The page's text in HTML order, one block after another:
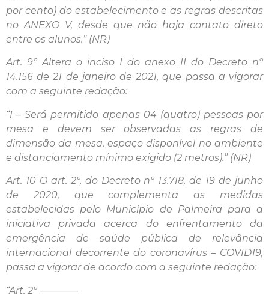
por cento) do estabelecimento e as regras descritas
no ANEXO V, desde que não haja contato direto
entre os alunos.” (NR)
Art. 9º Altera o inciso I do anexo II do Decreto nº
14.156 de 21 de janeiro de 2021, que passa a vigorar
com a seguinte redação:
“I – Será permitido apenas 04 (quatro) pessoas por
mesa e devem ser observadas as regras de
dimensão da mesa, espaço disponível no ambiente
e distanciamento mínimo exigido (2 metros).” (NR)
Art. 10 O art. 2º, do Decreto nº 13.718, de 19 de junho
de 2020, que complementa as medidas
estabelecidas pelo Município de Palmeira para a
iniciativa privada acerca do enfrentamento da
emergência de saúde pública de relevância
internacional decorrente do coronavírus – COVID19,
passa a vigorar de acordo com a seguinte redação:
“Art. 2º ————